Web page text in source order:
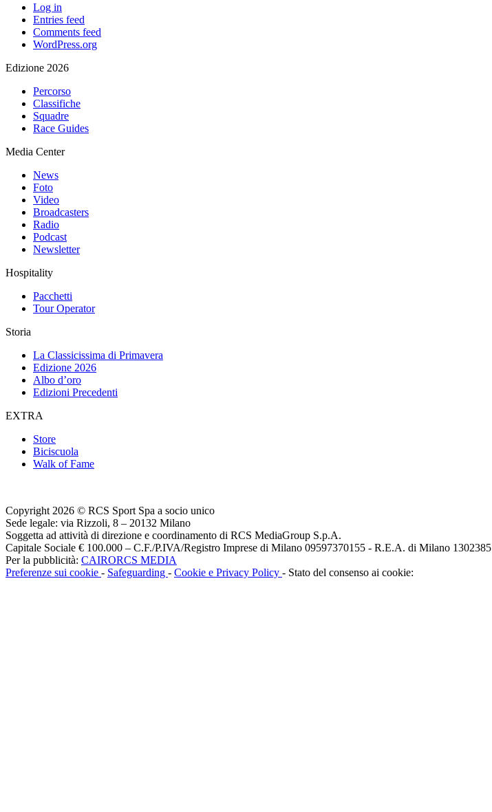
Log in
Entries feed
Comments feed
WordPress.org
Edizione 2026
Percorso
Classifiche
Squadre
Race Guides
Media Center
News
Foto
Video
Broadcasters
Radio
Podcast
Newsletter
Hospitality
Pacchetti
Tour Operator
Storia
La Classicissima di Primavera
Edizione 2026
Albo d’oro
Edizioni Precedenti
EXTRA
Store
Biciscuola
Walk of Fame
Copyright 2026 © RCS Sport Spa a socio unico
Sede legale: via Rizzoli, 8 – 20132 Milano
Soggetta ad attività di direzione e coordinamento di RCS MediaGroup S.p.A.
Capitale Sociale € 100.000 – C.F./P.IVA/Registro Imprese di Milano 09597370155 - R.E.A. di Milano 1302385
Per la pubblicità: CAIRORCS MEDIA
Preferenze sui cookie - Safeguarding - Cookie e Privacy Policy - Stato del consenso ai cookie: